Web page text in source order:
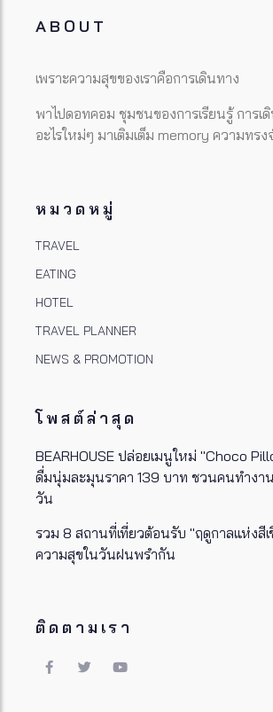
ABOUT
เพราะความสุขของเราคือการเดินทาง
พาไปดอทคอม ชุมชนของการเรียนรู้ การเ
อะไรใหม่ๆ มาเติมเต็ม memory ความทรง
หมวดหมู่
TRAVEL
EATING
HOTEL
TRAVEL PLANNER
NEWS & PROMOTION
โพสต์ล่าสุด
BEARHOUSE ปล่อยเมนูใหม่ "Choco
ดื่มนุ่มละมุนราคา 139 บาท ชวนคนทำงา
วัน
รวม 8 สถานที่เที่ยวต้อนรับ "ฤดูกาลแห่งสี
ความสุขในวันฝนพรำกัน
ติดตามเรา